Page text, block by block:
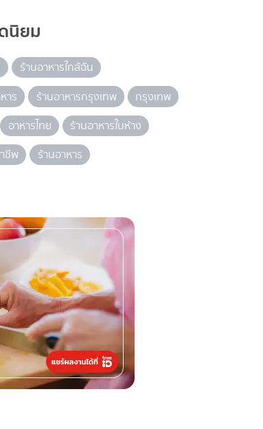
นิยม
ร้านอาหารใกล้ฉัน
าร
ร้านอาหารกรุงเทพ
กรุงเทพ
อาหารไทย
ร้านอาหารในห้าง
ชีพ
ร้านอาหาร